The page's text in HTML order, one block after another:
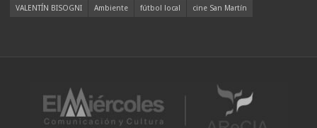
VALENTÍN BISOGNI
Ambiente fútbol local cine San Martín